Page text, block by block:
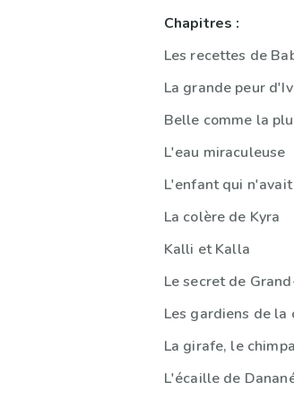
Chapitres :
Les recettes de
La grande peur
Belle comme la
L'eau miraculeuse
L'enfant qui
La colère de Kyra
Kalli et Kalla
Le secret de
Les gardiens de la
La girafe, le
L'écaille de